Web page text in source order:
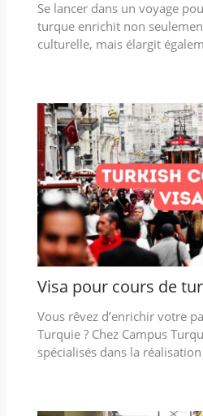
Se lancer dans un voyage
turque enrichit non
culturelle, mais élargit
Visa pour cours de
Vous rêvez d’enrichir votre
Turquie ? Chez Campus
spécialisés dans la